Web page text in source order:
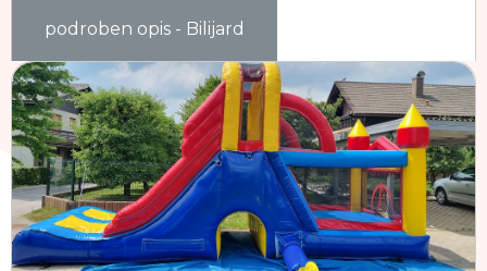
podroben opis - Bilijard